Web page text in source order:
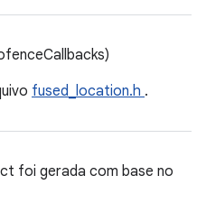
fused_location.h .
foi gerada com base no